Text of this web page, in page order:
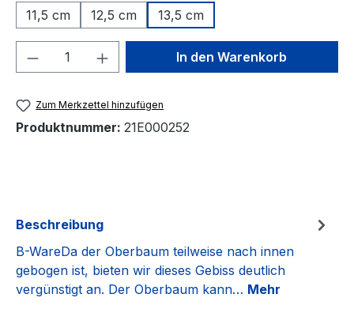
11,5 cm
12,5 cm 13,5 cm
Produkt Anzahl: Gib denIn den Warenkorb
Zum Merkzettel hinzufügen
Produktnummer: 21E000252
Beschreibung
B-WareDa der Oberbaum teilweise nach innen
gebogen ist, bieten wir dieses Gebiss deutlich
vergünstigt an. Der Oberbaum kann… Mehr